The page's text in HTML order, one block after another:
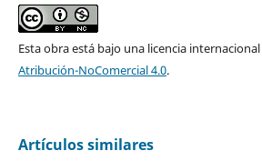
Esta obra está bajo una licencia internacional
Atribución-NoComercial 4.0.
Artículos similares